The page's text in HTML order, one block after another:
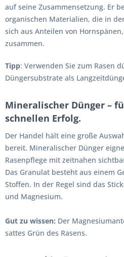
auf seine Zusammensetzung. Er
organischen Materialien, die in
sich aus Anteilen von
zusammen.
Tipp: Verwenden Sie zum Rasen
Düngersubstrate als
Mineralischer Dünger –
schnellen Erfolg.
Der Handel hält eine große
bereit. Mineralischer Dünger
Rasenpflege mit zeitnahen
Das Granulat besteht aus einem
Stoffen. In der Regel sind das
und Magnesium.
Gut zu wissen: Der
sattes Grün des Rasens.